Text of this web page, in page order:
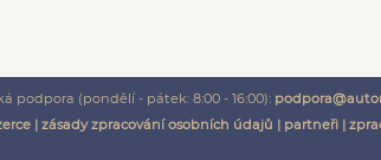
podpora (pondělí - pátek: 8:00 - 16:00):
| zásady zpracování osobních údajů | partneři|